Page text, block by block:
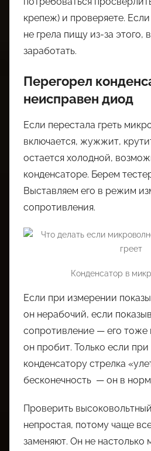
крепеж) и проверяете.
не грела пищу из-за этого,
заработать.
Перегорел
неисправен диод
Если перестала греть
включается, жужжит,
остается холодной,
конденсаторе. Берем
Выставляем его в режим
сопротивления.
Конденсатор в
Если при измерении
он нерабочий, если
сопротивление — его тоже
он пробит. Только если при
конденсатору стрелка
бесконечность — он в
Проверить
непростая, потому чаще
заменяют. Он не настолько